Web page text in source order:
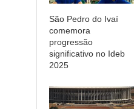
São Pedro do Ivaí
comemora
progressão
significativo no Ideb
2025